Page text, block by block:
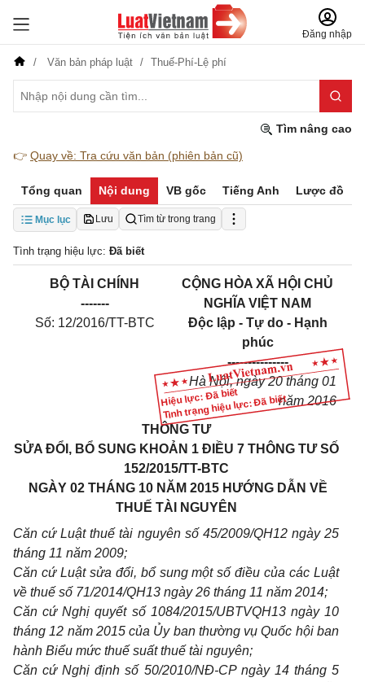
Đăng nhập
Văn bản pháp luật Thuế-Phí-Lệ phí
Tìm nâng cao
👉 Quay về: Tra cứu văn bản (phiên bản cũ)
Tổng quan Nội dung VB gốc Tiếng Anh Lược đồ
Mục lục Lưu Tìm từ trong trang
Tình trạng hiệu lực: Đã biết
Hiệu lực: Đã biết
Tình trạng hiệu lực: Đã biết
BỘ TÀI CHÍNH
-------
Số: 12/2016/TT-BTC
CỘNG HÒA XÃ HỘI CHỦ
NGHĨA VIỆT NAM
Độc lập - Tự do - Hạnh
phúc
---------------
Hà Nội, ngày 20 tháng 01
năm 2016
THÔNG TƯ
SỬA ĐỔI, BỔ SUNG KHOẢN 1 ĐIỀU 7 THÔNG TƯ SỐ
152/2015/TT-BTC
NGÀY 02 THÁNG 10 NĂM 2015 HƯỚNG DẪN VỀ
THUẾ TÀI NGUYÊN
Căn cứ Luật thuế tài nguyên số 45/2009/QH12 ngày 25
tháng 11 năm 2009;
Căn cứ Luật sửa đổi, bổ sung một sốđiều của các Luật
về thuế số 71/2014/QH13 ngày 26 tháng 11 năm 2014;
Căn cứ Nghị quyết số 1084/2015/UBTVQH13 ngày 10
tháng 12 năm 2015 của Ủy ban thường vụ Quốc hội ban
hành Biểu mức thuế suất thuế tài nguyên;
Căn cứ Nghị định số 50/2010/NĐ-CP ngày 14 tháng 5